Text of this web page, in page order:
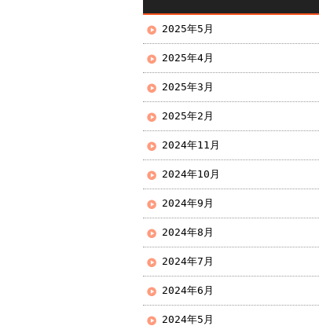
2025年5月
2025年4月
2025年3月
2025年2月
2024年11月
2024年10月
2024年9月
2024年8月
2024年7月
2024年6月
2024年5月